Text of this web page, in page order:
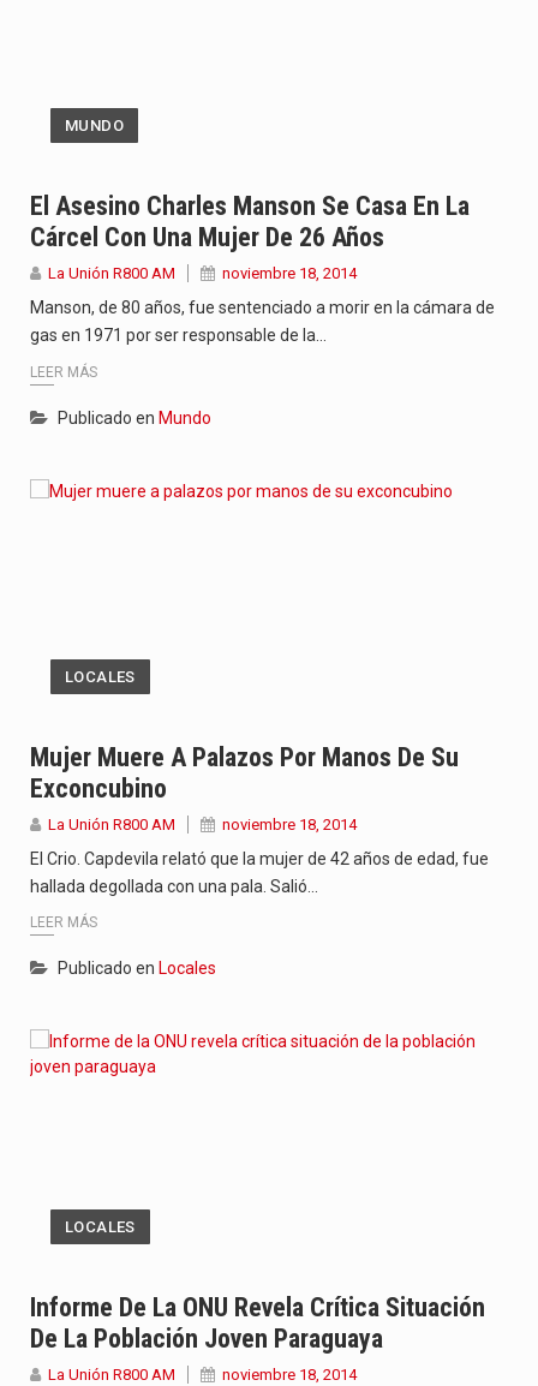
MUNDO
El Asesino Charles Manson Se Casa En La
Cárcel Con Una Mujer De 26 Años
La Unión R800 AM noviembre 18, 2014
Manson, de 80 años, fue sentenciado a morir en la cámara de
gas en 1971 por ser responsable de la…
LEER MÁS
Publicado en Mundo
LOCALES
Mujer Muere A Palazos Por Manos De Su
Exconcubino
La Unión R800 AM noviembre 18, 2014
El Crio. Capdevila relató que la mujer de 42 años de edad, fue
hallada degollada con una pala. Salió…
LEER MÁS
Publicado en Locales
LOCALES
Informe De La ONU Revela Crítica Situación
De La Población Joven Paraguaya
La Unión R800 AM noviembre 18, 2014